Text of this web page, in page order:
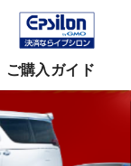
ご購入ガイド